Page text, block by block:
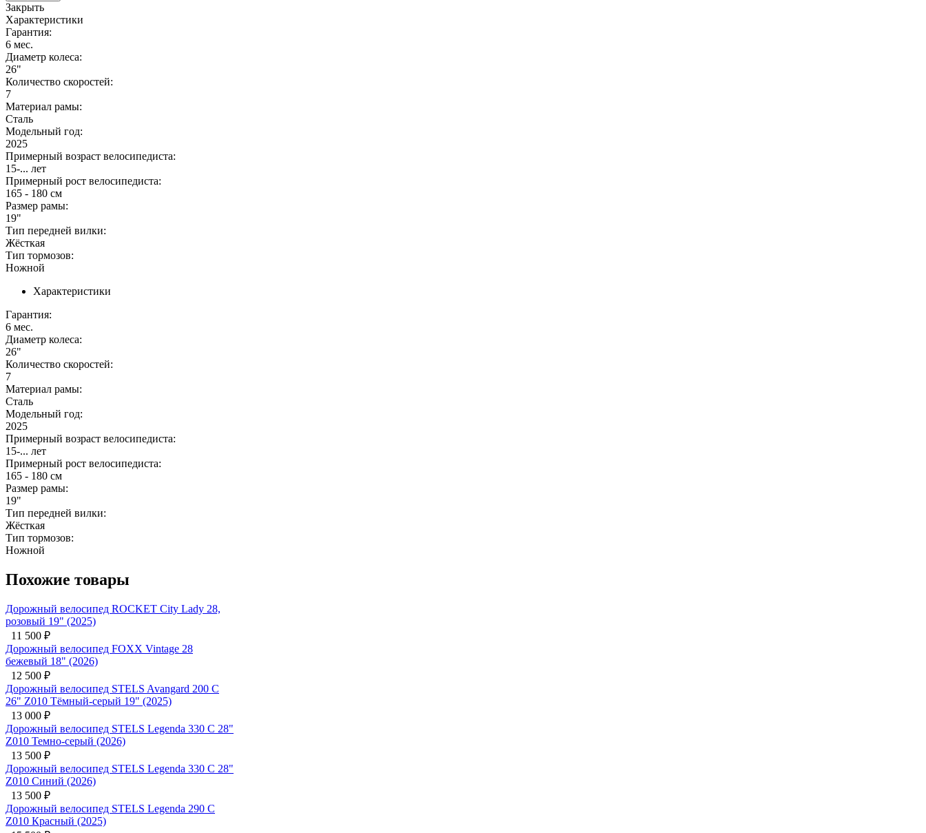
Закрыть
Характеристики
Гарантия:
6 мес.
Диаметр колеса:
26"
Количество скоростей:
7
Материал рамы:
Сталь
Модельный год:
2025
Примерный возраст велосипедиста:
15-... лет
Примерный рост велосипедиста:
165 - 180 см
Размер рамы:
19"
Тип передней вилки:
Жёсткая
Тип тормозов:
Ножной
Характеристики
Гарантия:
6 мес.
Диаметр колеса:
26"
Количество скоростей:
7
Материал рамы:
Сталь
Модельный год:
2025
Примерный возраст велосипедиста:
15-... лет
Примерный рост велосипедиста:
165 - 180 см
Размер рамы:
19"
Тип передней вилки:
Жёсткая
Тип тормозов:
Ножной
Похожие товары
Дорожный велосипед ROCKET City Lady 28,
розовый 19" (2025)
11 500 ₽
Дорожный велосипед FOXX Vintage 28
бежевый 18" (2026)
12 500 ₽
Дорожный велосипед STELS Avangard 200 C
26" Z010 Тёмный-серый 19" (2025)
13 000 ₽
Дорожный велосипед STELS Legenda 330 C 28"
Z010 Темно-серый (2026)
13 500 ₽
Дорожный велосипед STELS Legenda 330 C 28"
Z010 Синий (2026)
13 500 ₽
Дорожный велосипед STELS Legenda 290 C
Z010 Красный (2025)